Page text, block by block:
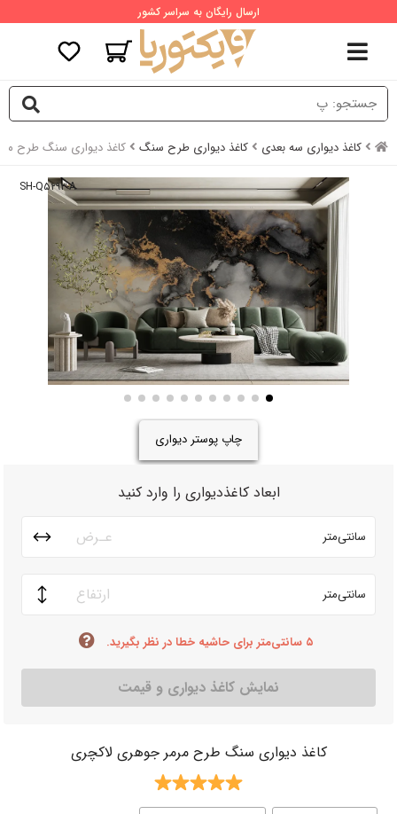
ارسال رایگان به سراسر کشور
کاغذ دیواری سه بعدی کاغذ دیواری طرح سنگ کاغذ دیواری سنگ طرح
SH-Q۵۲۹۳-A
چاپ پوستر دیواری
ابعاد کاغذدیواری را وارد کنید
سانتی‌متر
سانتی‌متر
۵ سانتی‌متر برای حاشیه خطا در نظر بگیرید.
نمایش کاغذ دیواری و قیمت
کاغذ دیواری سنگ طرح مرمر جوهری لاکچری